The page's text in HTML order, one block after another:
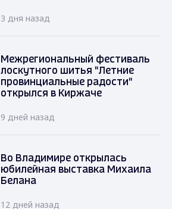
3 дня назад
Межрегиональный фестиваль
лоскутного шитья "Летние
провинциальные радости"
открылся в Киржаче
9 дней назад
Во Владимире открылась
юбилейная выставка Михаила
Белана
12 дней назад